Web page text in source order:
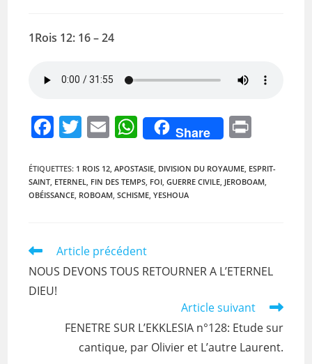
publication :
1Rois 12: 16 – 24
F
c
e
o
k
T
itt
er
E
ai
l
W
h
at
s
p
Share
t
ÉTIQUETTES: 1 ROIS 12 APOSTASIE DIVISION DU ROYAUME ESPRIT-
SAINT ETERNEL FIN DES TEMPS FOI GUERRE CIVILE JEROBOAM
OBÉISSANCE ROBOAM SCHISME YESHOUA
Read
articles
Article précédent
NOUS DEVONS TOUS RETOURNER A L’ETERNEL
DIEU!
Article suivant
FENETRE SUR L’EKKLESIA n°128: Etude sur
cantique, par Olivier et L’autre Laurent.